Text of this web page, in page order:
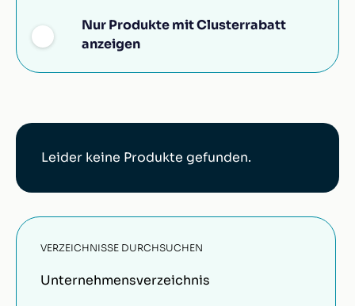
Nur Produkte mit Clusterrabatt
anzeigen
Leider keine Produkte gefunden.
VERZEICHNISSE DURCHSUCHEN
Unternehmensverzeichnis